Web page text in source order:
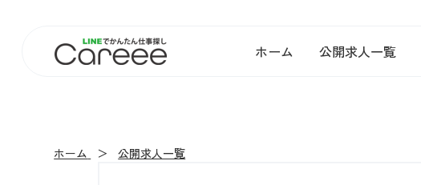
ホーム 公開求人一覧
ホーム 公開求人一覧